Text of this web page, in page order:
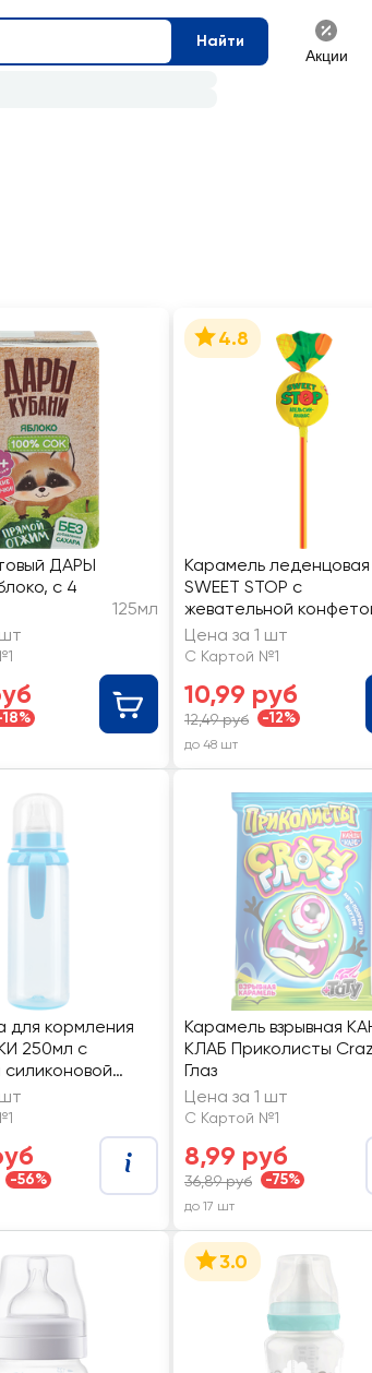
Найти
Акции
ДАРЫ
с 4
125мл
4.8
Карамель леденцовая
SWEET STOP с
жевательной
Цена за 1 шт
С Картой №1
10,99 руб
12,49 руб -12%
до 48 шт
для кормления
250мл с
с 6
11133
-56%
Карамель взрывная
КЛАБ Приколисты
Глаз
Цена за 1 шт
С Картой №1
8,99 руб
36,89 руб -75%
до 17 шт
3.0